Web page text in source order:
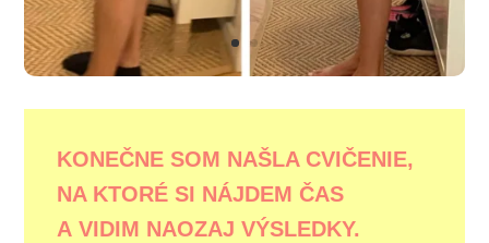
KONEČNE SOM NAŠLA CVIČENIE,
NA KTORÉ SI NÁJDEM ČAS
A VIDIM NAOZAJ VÝSLEDKY.